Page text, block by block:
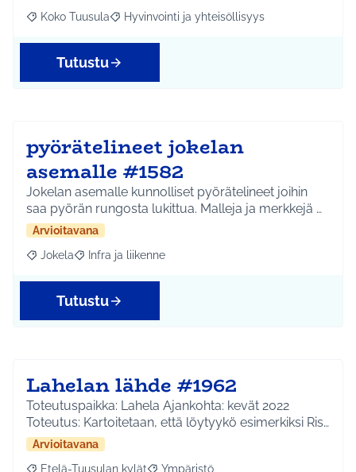
Rajaa tulokset aihepiirin mukaan: Koko Tuusula
Koko Tuusula Rajaa tulokset teeman mukaan: Hyvinvointi ja
Hyvinvointi ja yhteisöllisyys
Tutustu
pyörätelineet jokelan
asemalle #1582
Jokelan asemalle kunnolliset pyörätelineet joihin
saa pyörän rungosta lukittua. Malleja ja merkkejä …
Arvioitavana
Rajaa tulokset aihepiirin mukaan: Jokela
Jokela Rajaa tulokset teeman mukaan: Infra ja liikenne
Infra ja liikenne
Tutustu
Lahelan lähde #1962
Toteutuspaikka: Lahela Ajankohta: kevät 2022
Toteutus: Kartoitetaan, että löytyykö esimerkiksi Ris…
Arvioitavana
Etelä-Tuusulan kylät Ympäristö